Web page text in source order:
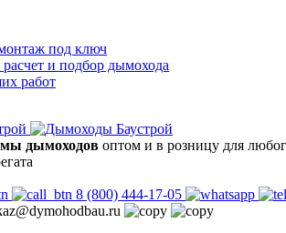
под ключ
и подбор дымохода
работ
дымоходов оптом и в розницу для
8 (800) 444-17-05